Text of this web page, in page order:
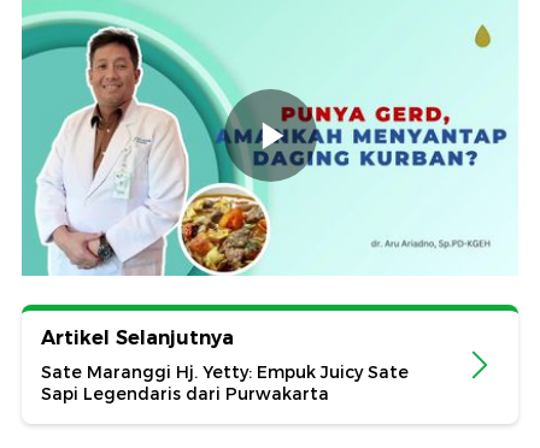
Artikel Selanjutnya
Sate Maranggi Hj. Yetty: Empuk Juicy Sate
Sapi Legendaris dari Purwakarta